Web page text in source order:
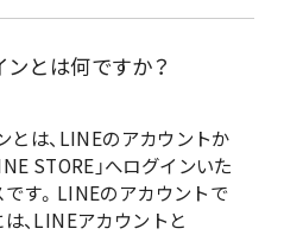
とは何ですか？
とは、LINEのアカウントか
STORE」へログインいた
す。LINEのアカウントで
、LINEアカウントと